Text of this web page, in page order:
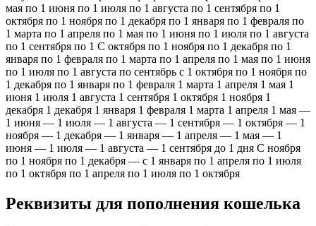
мая по 1 июня по 1 июля по 1 августа по 1 сентября по 1
октября по 1 ноября по 1 декабря по 1 января по 1 февраля по
1 марта по 1 апреля по 1 мая по 1 июня по 1 июля по 1 августа
по 1 сентября по 1 С октября по 1 ноября по 1 декабря по 1
января по 1 февраля по 1 марта по 1 апреля по 1 мая по 1 июня
по 1 июля по 1 августа по сентябрь с 1 октября по 1 ноября по
1 декабря по 1 января по 1 февраля 1 марта 1 апреля 1 мая 1
июня 1 июля 1 августа 1 сентября 1 октября 1 ноября 1
декабря 1 декабря 1 января 1 февраля 1 марта 1 апреля 1 мая —
1 июня — 1 июля — 1 августа — 1 сентября — 1 октября — 1
ноября — 1 декабря — 1 января — 1 апреля — 1 мая — 1
июня — 1 июля — 1 августа — 1 сентября до 1 дня С ноября
по 1 ноября по 1 декабря — с 1 января по 1 апреля по 1 июля
по 1 октября по 1 апреля по 1 июля по 1 октября
Реквизиты для пополнения кошелька